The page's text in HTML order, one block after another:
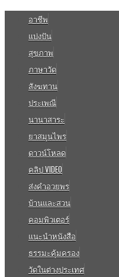
อาชีพ
แบ่งปัน
สุขภาพ
ภาษาวัด
สังฆทาน
ประเพณี
นานาสาระ
ยาสมุนไพร
ดาวน์โหลด
คลิป VIDEO
ส่งคำอวยพร
บ้านและสวน
คอมพิวเตอร์
แนะนำหนังสือ
ธรรมะคุ้มครอง
วัดในต่างประเทศ